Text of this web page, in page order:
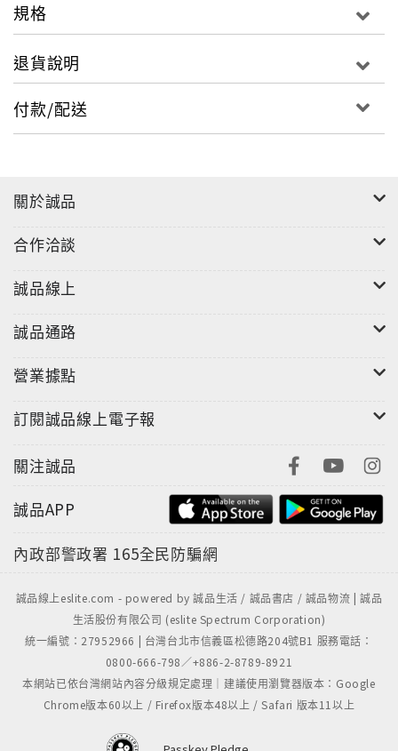
規格
退貨說明
付款/配送
關於誠品
合作洽談
誠品線上
誠品通路
營業據點
訂閱誠品線上電子報
關注誠品
誠品APP
內政部警政署 165全民防騙網
誠品線上eslite.com - powered by 誠品生活 / 誠品書店 / 誠品物流 | 誠品
生活股份有限公司 (eslite Spectrum Corporation)
統一編號：27952966 | 台灣台北市信義區松德路204號B1 服務電話：
0800-666-798／+886-2-8789-8921
本網站已依台灣網站內容分級規定處理｜建議使用瀏覽器版本：Google
Chrome版本60以上 / Firefox版本48以上 / Safari 版本11以上